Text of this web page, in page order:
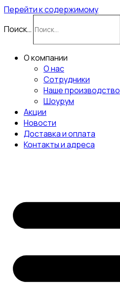
Перейти к содержимому
Поиск…
О компании
О нас
Сотрудники
Наше производство
Шоурум
Акции
Новости
Доставка и оплата
Контакты и адреса